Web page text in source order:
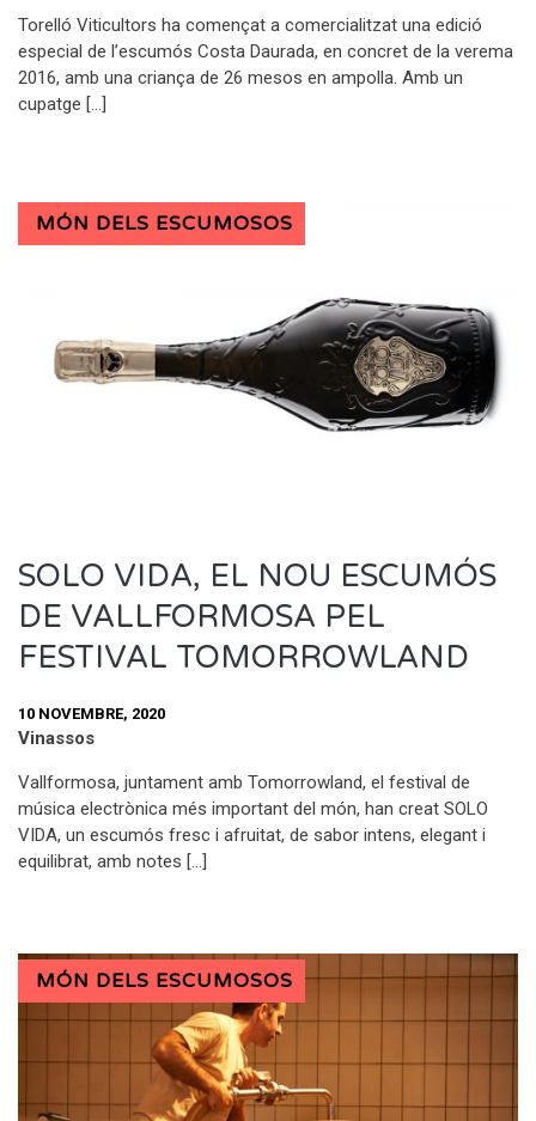
Torelló Viticultors ha començat a comercialitzat una edició
especial de l’escumós Costa Daurada, en concret de la verema
2016, amb una criança de 26 mesos en ampolla. Amb un
cupatge […]
MÓN DELS ESCUMOSOS
SOLO VIDA, EL NOU ESCUMÓS
DE VALLFORMOSA PEL
FESTIVAL TOMORROWLAND
10 NOVEMBRE, 2020
Vinassos
Vallformosa, juntament amb Tomorrowland, el festival de
música electrònica més important del món, han creat SOLO
VIDA, un escumós fresc i afruitat, de sabor intens, elegant i
equilibrat, amb notes […]
MÓN DELS ESCUMOSOS